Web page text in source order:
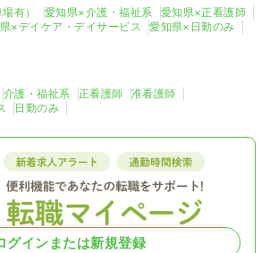
有） 愛知県×介護・福祉系
愛知県×正看護師
×デイケア・デイサービス 愛知県×日勤のみ
介護・福祉系 正看護師
准看護師
日勤のみ
グインまたは新規登録